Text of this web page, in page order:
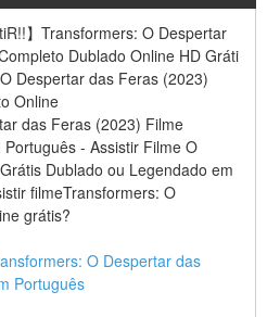
】Transformers: O Despertar
Dublado Online HD Gráti
Despertar das Feras (2023)
Online
das Feras (2023) Filme
- Assistir Filme O
Dublado ou Legendado em
filmeTransformers: O
grátis?
O Despertar das
Português